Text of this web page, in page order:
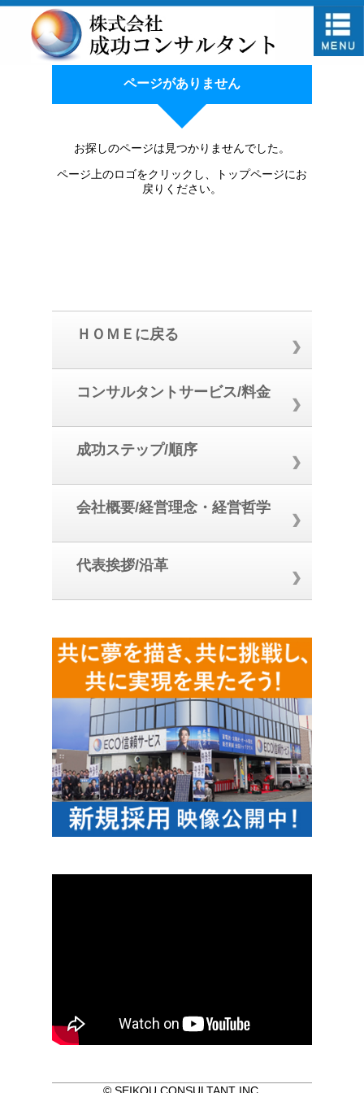
ページがありません
お探しのページは見つかりませんでした。
ページ上のロゴをクリックし、トップページにお
戻りください。
ＨＯＭＥに戻る
コンサルタントサービス/料金
成功ステップ/順序
会社概要/経営理念・経営哲学
代表挨拶/沿革